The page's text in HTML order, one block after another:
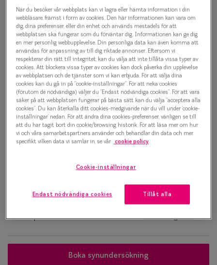
Taberg
Trender
Vintage Flair 0IY2354 C01
Glasögonbåge
1 000 kr
Välj färg:
Havana
120-126 mm
Osäker på vilken storlek du har? Se vår Storleksguide
Boka synundersökning
När du besöker vår webbplats kan vi lagra eller hämta information i din
webbläsare, främst i form av cookies. Den här informationen kan vara om
dig, dina preferenser, eller din enhet och används mestadels för att
webbplatsen ska fungerar som du förväntar dig. Informationen kan ge dig
en mer personlig webbupplevelse. Din personliga data kan även komma att
användas för anpassning av till dig riktade annonser. Eftersom vi
respekterar din rätt till integritet, kan du välja att inte tillåta vissa typer av
cookies. Att blockera vissa typer av cookies kan dock påverka din upplevelse
av webbplatsen och de tjänster som vi kan erbjuda. För att välja dina
cookies kan du gå in på ”cookie-inställningar”. För att neka cookies
(förutom de nödvändiga) väljer du ”Endast nödvändiga cookies”. För att vara
säker på att webbplatsen fungerar på bästa sätt kan du välja ”acceptera alla
cookies”. Du kan återkalla ditt cookies-medgivande när du vill under ’cookie-
inställningar’ nedan. För att ändra dina cookies-preferenser, vänligen se till
att du har tagit bort din cookie/browsing historik. För att läsa mer om hur
vi och våra samarbetspartners använder och behandlar din data och mer
specifikt vilken data vi samlar in, se vår cookie policy
Cookie-inställningar
Endast nödvändiga cookies Tillåt alla